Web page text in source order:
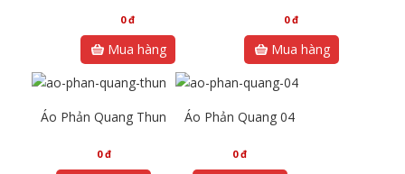
0đ
Mua hàng
0đ
Mua hàng
Áo Phản Quang Thun
0đ
Áo Phản Quang 04
0đ